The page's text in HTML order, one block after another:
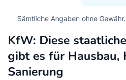
Sämtliche Angaben ohne
KfW: Diese
gibt es für Hausbau,
Sanierung